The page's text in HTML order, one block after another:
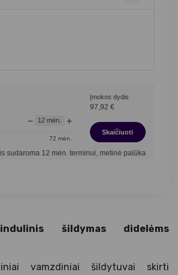
− 12 mėn. +
72 mėn.
Įmokos dydis
97,92 €
Skaičiuoti
12mėn. terminui, metinė palūkanų norma –
šildymas didelėms
vamzdiniai šildytuvai skirti